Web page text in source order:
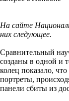
На сайте
них следующее.
Сравнительный
созданы в одной и
колец показало,
портреты,
панели сбиты из